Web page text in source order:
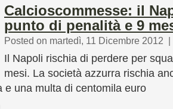
Calcioscommesse: il
punto di penalità e 9
Posted on martedì, 11 Dicembre 2012 |
Il Napoli rischia di perdere per
mesi. La società azzurra rischia
e una multa di centomila euro